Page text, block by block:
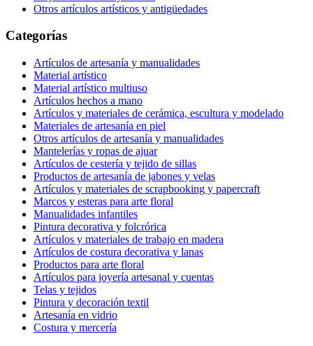
Otros artículos artísticos y antigüedades
Categorías
Artículos de artesanía y manualidades
Material artístico
Material artístico multiuso
Artículos hechos a mano
Artículos y materiales de cerámica, escultura y modelado
Materiales de artesanía en piel
Otros artículos de artesanía y manualidades
Mantelerías y ropas de ajuar
Artículos de cestería y tejido de sillas
Productos de artesanía de jabones y velas
Artículos y materiales de scrapbooking y papercraft
Marcos y esteras para arte floral
Manualidades infantiles
Pintura decorativa y folcrórica
Artículos y materiales de trabajo en madera
Artículos de costura decorativa y lanas
Productos para arte floral
Artículos para joyería artesanal y cuentas
Telas y tejidos
Pintura y decoración textil
Artesanía en vidrio
Costura y mercería